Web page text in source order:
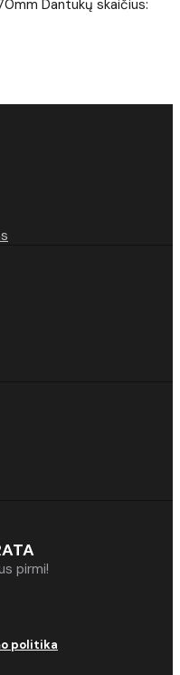
Dantukų skaičius:
pirmi!
politika